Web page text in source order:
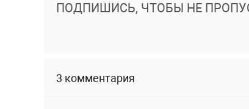
ПОДПИШИСЬ, ЧТОБЫ НЕ
3 комментария